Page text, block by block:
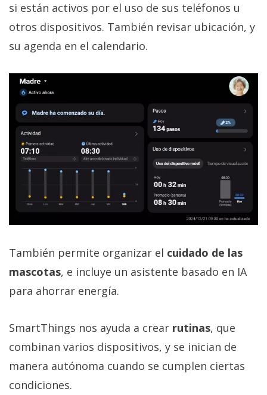
si están activos por el uso de sus teléfonos u
otros dispositivos. También revisar ubicación, y
su agenda en el calendario.
También permite organizar el cuidado de las
mascotas, e incluye un asistente basado en IA
para ahorrar energía.
SmartThings nos ayuda a crear rutinas, que
combinan varios dispositivos, y se inician de
manera autónoma cuando se cumplen ciertas
condiciones.